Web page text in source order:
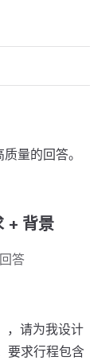
量的回答。
+ 背景
答
，请为我设计
要求行程包含